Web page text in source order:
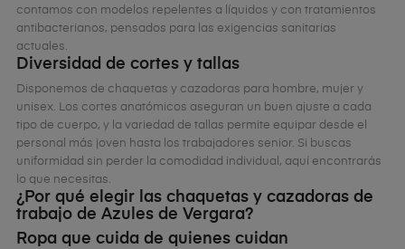
contamos con modelos repelentes a líquidos y con tratamientos
antibacterianos, pensados para las exigencias sanitarias
actuales.
Diversidad de cortes y tallas
Disponemos de chaquetas y cazadoras para hombre, mujer y
unisex. Los cortes anatómicos aseguran un buen ajuste a cada
tipo de cuerpo, y la variedad de tallas permite equipar desde el
personal más joven hasta los trabajadores senior. Si buscas
uniformidad sin perder la comodidad individual, aquí encontrarás
lo que necesitas.
¿Por qué elegir las chaquetas y cazadoras de
trabajo de Azules de Vergara?
Ropa que cuida de quienes cuidan